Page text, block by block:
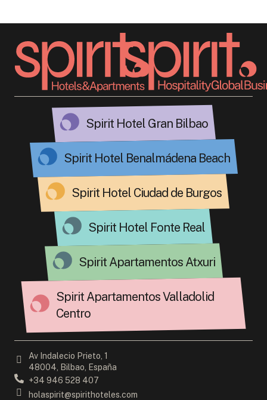
Spirit Hotel Gran Bilbao
Spirit Hotel Benalmádena Beach
Spirit Hotel Ciudad de Burgos
Spirit Hotel Fonte Real
Spirit Apartamentos Atxuri
Spirit Apartamentos Valladolid
Centro
Av Indalecio Prieto, 1
48004, Bilbao, España
+34 946 528 407
holaspirit@spirithoteles.com